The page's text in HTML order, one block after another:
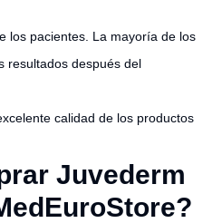
los pacientes. La mayoría de los
resultados después del
calidad de los productos
Juvederm